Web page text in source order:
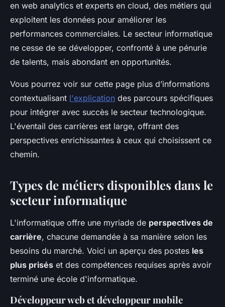
en web analytics et experts en cloud, des métiers qui
exploitent les données pour améliorer les
performances commerciales. Le secteur informatique
ne cesse de se développer, confronté à une pénurie
de talents, mais abondant en opportunités.
Vous pourrez voir sur cette page plus d’informations
contextualisant l'explication des parcours spécifiques
pour intégrer avec succès le secteur technologique.
L'éventail des carrières est large, offrant des
perspectives enrichissantes à ceux qui choisissent ce
chemin.
Types de métiers disponibles dans le
secteur informatique
L'informatique offre une myriade de perspectives de
carrière, chacune demandée à sa manière selon les
besoins du marché. Voici un aperçu des postes les
plus prisés et des compétences requises après avoir
terminé une école d'informatique.
Développeur web et développeur mobile